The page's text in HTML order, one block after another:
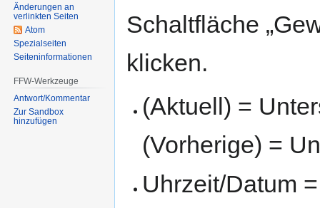
Schaltfläche
klicken.
(Aktuell) =
(Vorherige) =
Uhrzeit/Datum
Änderungen an
verlinkten Seiten
Atom
Spezialseiten
Seiten­informationen
FFW-Werkzeuge
Antwort/Kommentar
Zur Sandbox
hinzufügen